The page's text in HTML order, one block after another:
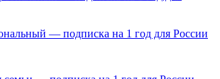
— подписка на 1 год для России